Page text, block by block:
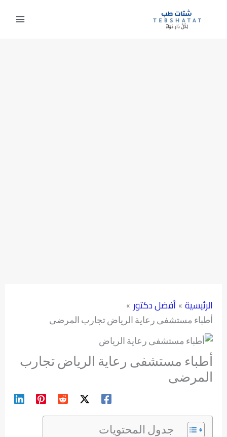
الرئيسية أفضل دكتور
أطباء مستشفى رعاية الرياض تجارب المرضى
أطباء مستشفى رعاية الرياض تجارب
المرضى
جدول المحتويات